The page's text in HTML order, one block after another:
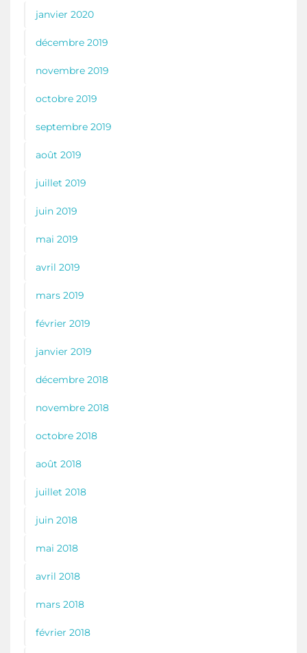
janvier 2020
décembre 2019
novembre 2019
octobre 2019
septembre 2019
août 2019
juillet 2019
juin 2019
mai 2019
avril 2019
mars 2019
février 2019
janvier 2019
décembre 2018
novembre 2018
octobre 2018
août 2018
juillet 2018
juin 2018
mai 2018
avril 2018
mars 2018
février 2018